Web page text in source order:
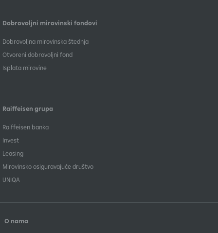
Dobrovoljni mirovinski fondovi
Dobrovoljna mirovinska štednja
Otvoreni dobrovoljni fond
Isplata mirovine
Raiffeisen grupa
Raiffeisen banka
Invest
Leasing
Mirovinsko osiguravajuće društvo
UNIQA
O nama